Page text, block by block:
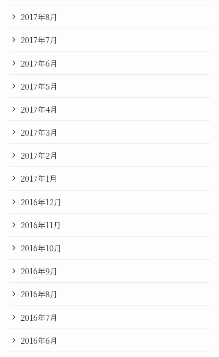
2017年8月
2017年7月
2017年6月
2017年5月
2017年4月
2017年3月
2017年2月
2017年1月
2016年12月
2016年11月
2016年10月
2016年9月
2016年8月
2016年7月
2016年6月